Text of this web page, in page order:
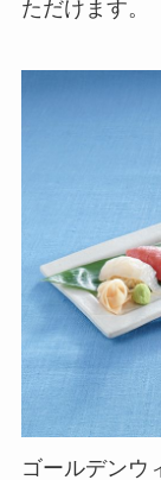
ただけます。
ゴールデンウ